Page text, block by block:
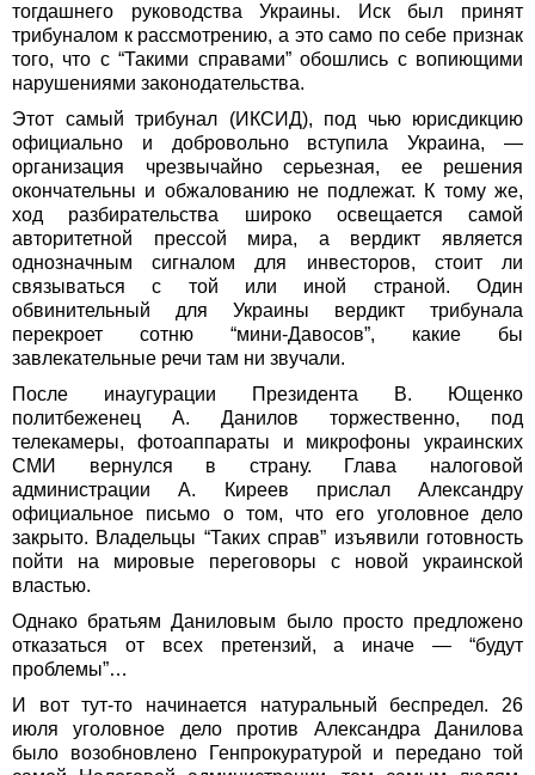
тогдашнего руководства Украины. Иск был принят
трибуналом к рассмотрению, а это само по себе признак
того, что с “Такими справами” обошлись с вопиющими
нарушениями законодательства.
Этот самый трибунал (ИКСИД), под чью юрисдикцию
официально и добровольно вступила Украина, —
организация чрезвычайно серьезная, ее решения
окончательны и обжалованию не подлежат. К тому же,
ход разбирательства широко освещается самой
авторитетной прессой мира, а вердикт является
однозначным сигналом для инвесторов, стоит ли
связываться с той или иной страной. Один
обвинительный для Украины вердикт трибунала
перекроет сотню “мини-Давосов”, какие бы
завлекательные речи там ни звучали.
После инаугурации Президента В. Ющенко
политбеженец А. Данилов торжественно, под
телекамеры, фотоаппараты и микрофоны украинских
СМИ вернулся в страну. Глава налоговой
администрации А. Киреев прислал Александру
официальное письмо о том, что его уголовное дело
закрыто. Владельцы “Таких справ” изъявили готовность
пойти на мировые переговоры с новой украинской
властью.
Однако братьям Даниловым было просто предложено
отказаться от всех претензий, а иначе — “будут
проблемы”…
И вот тут-то начинается натуральный беспредел. 26
июля уголовное дело против Александра Данилова
было возобновлено Генпрокуратурой и передано той